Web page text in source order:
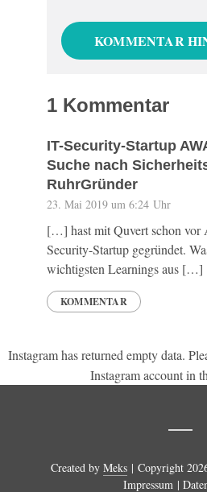
1 Kommentar
IT-Security-Startup
Suche nach
RuhrGründer
23. Mai 2019 um 6:24 Uhr
[…] hast mit Quvert schon vor
Security-Startup gegründet.
wichtigsten Learnings aus […]
KOMMENTAR
Instagram has returned empty data.
Instagram account in
Created by Meks | Copyright
Impressum |